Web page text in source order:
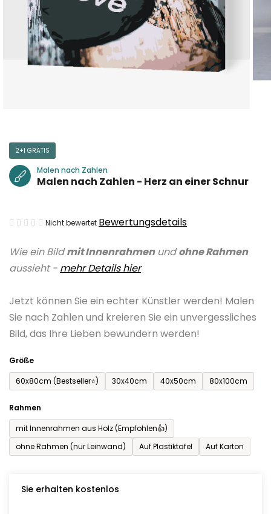
Wie ein Bildmit Innenrahmenundohne Rahmen
aussieht - mehr Details hier
Jetzt können Sie ein echter Künstler werden! Malen
Sie nach Zahlen und kreieren Sie ein unvergessliches
Bild, das Ihre Lieben bewundern werden!
Größe
60x80cm (Bestseller⭐)
30x40cm 40x50cm 80x100cm
Rahmen
mit Innenrahmen aus Holz (Empfohlen👍)
ohne Rahmen (nur Leinwand)
Auf Plastiktafel Auf Karton
Sie erhalten kostenlos
2+1 GRATIS
Malen nach Zahlen
Malen nach Zahlen - Herz an einer Schnur
Die
Produktbewertung
ist
von
5
Sternen.
Nicht bewertet Bewertungsdetails